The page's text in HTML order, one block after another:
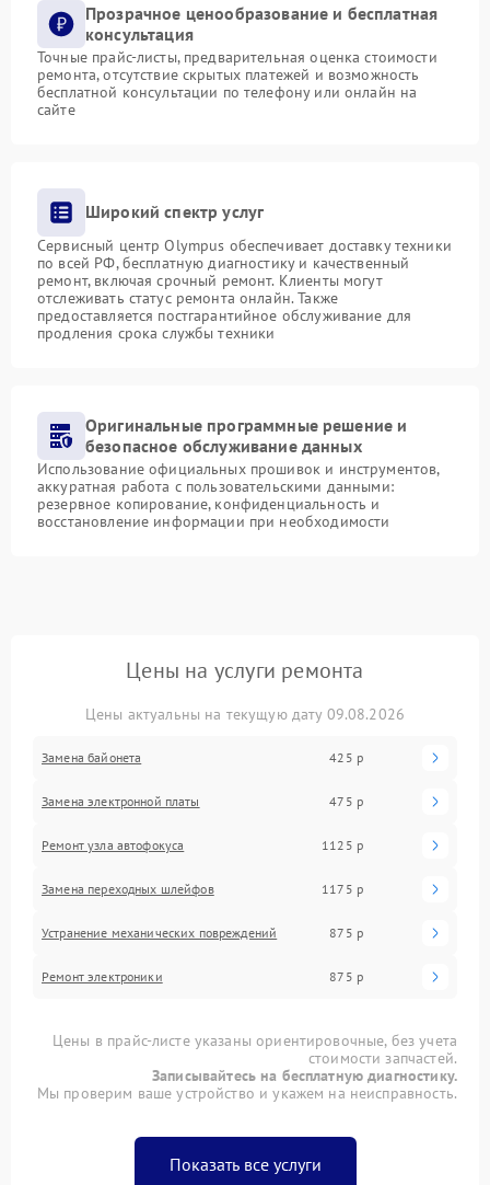
Прозрачное ценообразование и бесплатная
консультация
Точные прайс-листы, предварительная оценка стоимости
ремонта, отсутствие скрытых платежей и возможность
бесплатной консультации по телефону или онлайн на
сайте
Широкий спектр услуг
Сервисный центр Olympus обеспечивает доставку техники
по всей РФ, бесплатную диагностику и качественный
ремонт, включая срочный ремонт. Клиенты могут
отслеживать статус ремонта онлайн. Также
предоставляется постгарантийное обслуживание для
продления срока службы техники
Оригинальные программные решение и
безопасное обслуживание данных
Использование официальных прошивок и инструментов,
аккуратная работа с пользовательскими данными:
резервное копирование, конфиденциальность и
восстановление информации при необходимости
Цены на услуги ремонта
Цены актуальны на текущую дату 09.08.2026
Замена байонета 425 р
Замена электронной платы 475 р
Ремонт узла автофокуса 1125 р
Замена переходных шлейфов 1175 р
Устранение механических повреждений 875 р
Ремонт электроники 875 р
Цены в прайс-листе указаны ориентировочные, без учета
стоимости запчастей.
Записывайтесь на бесплатную диагностику.
Мы проверим ваше устройство и укажем на неисправность.
Показать все услуги